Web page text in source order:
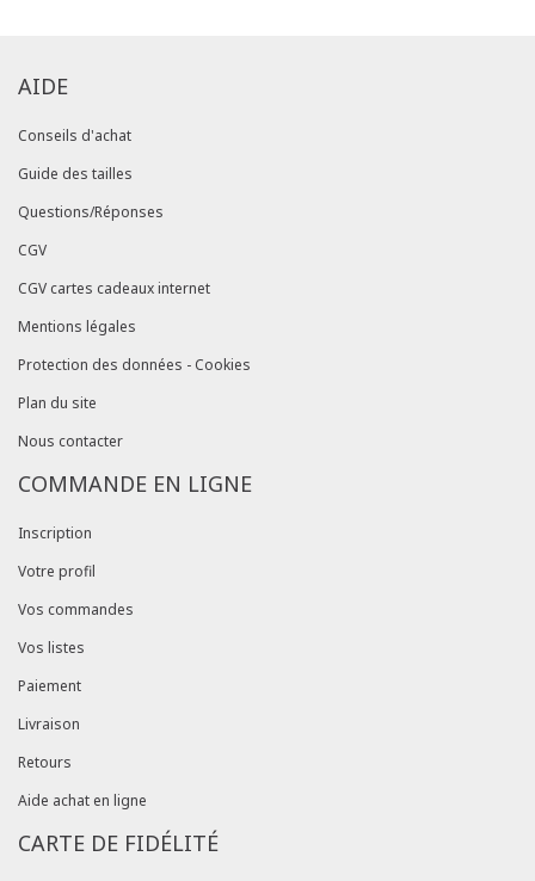
AIDE
Conseils d'achat
Guide des tailles
Questions/Réponses
CGV
CGV cartes cadeaux internet
Mentions légales
Protection des données - Cookies
Plan du site
Nous contacter
COMMANDE EN LIGNE
Inscription
Votre profil
Vos commandes
Vos listes
Paiement
Livraison
Retours
Aide achat en ligne
CARTE DE FIDÉLITÉ